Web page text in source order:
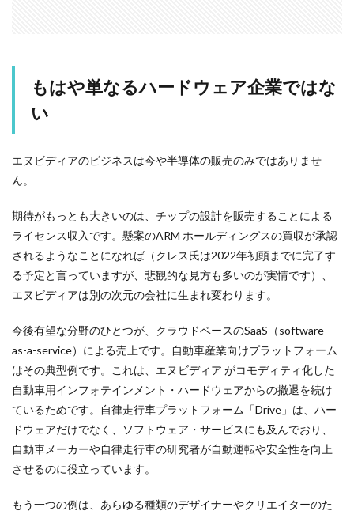
もはや単なるハードウェア企業ではな
い
エヌビディアのビジネスは今や半導体の販売のみではありませ
ん。
期待がもっとも大きいのは、チップの設計を販売することによる
ライセンス収入です。懸案のARM ホールディングスの買収が承認
されるようなことになれば（クレス氏は2022年初頭までに完了す
る予定と言っていますが、悲観的な見方も多いのが実情です）、
エヌビディアは別の次元の会社に生まれ変わります。
今後有望な分野のひとつが、クラウドベースのSaaS（software-
as-a-service）による売上です。自動車産業向けプラットフォーム
はその典型例です。これは、エヌビディア がコモディティ化した
自動車用インフォテインメント・ハードウェアからの撤退を続け
ているためです。自律走行車プラットフォーム「Drive」は、ハー
ドウェアだけでなく、ソフトウェア・サービスにも及んでおり、
自動車メーカーや自律走行車の研究者が自動運転や安全性を向上
させるのに役立っています。
もう一つの例は、あらゆる種類のデザイナーやクリエイターのた